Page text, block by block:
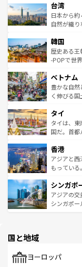
ならではの贅沢な
情報はコ
れるおもて
人々、お
ク、伝統
ワイを、存分に味わ
はコンテン
リアリーフ
ク）、タ
ど、見ど
いる。アク
ビング、
い。オース
参照してほ
台湾
日本から
自然が織
ン）、静ひ
と山間の
驚きをもた
容にもいい
照してほし
韓国
歴史ある
-POPで世
き、地方に
できる。
まで、さ
リティに包
覧を参照し
ベトナム
豊かな自
く伸びる
急速な発展
ーチミン市
醸し出し
とつ。フォ
ひ現地で
が旅行者
参照してほ
タイ
タイは、東
国だ。首
の活気が交
帯で自然
いビーチ
激する。気
が待って
た文化、
香港
アジアと
もってい
み、どこを
ており、
うな絶景
シンガポ
アジアの
シンガポ
で、ホーカ
国と地域
ヨーロッパ